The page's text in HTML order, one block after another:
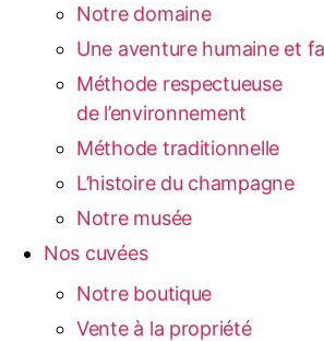
Notre domaine
Une aventure humaine et
Méthode respectueuse
de l’environnement
Méthode traditionnelle
L’histoire du champagne
Notre musée
Nos cuvées
Notre boutique
Vente à la propriété